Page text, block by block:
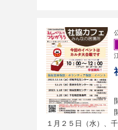
１月２５日（水）、